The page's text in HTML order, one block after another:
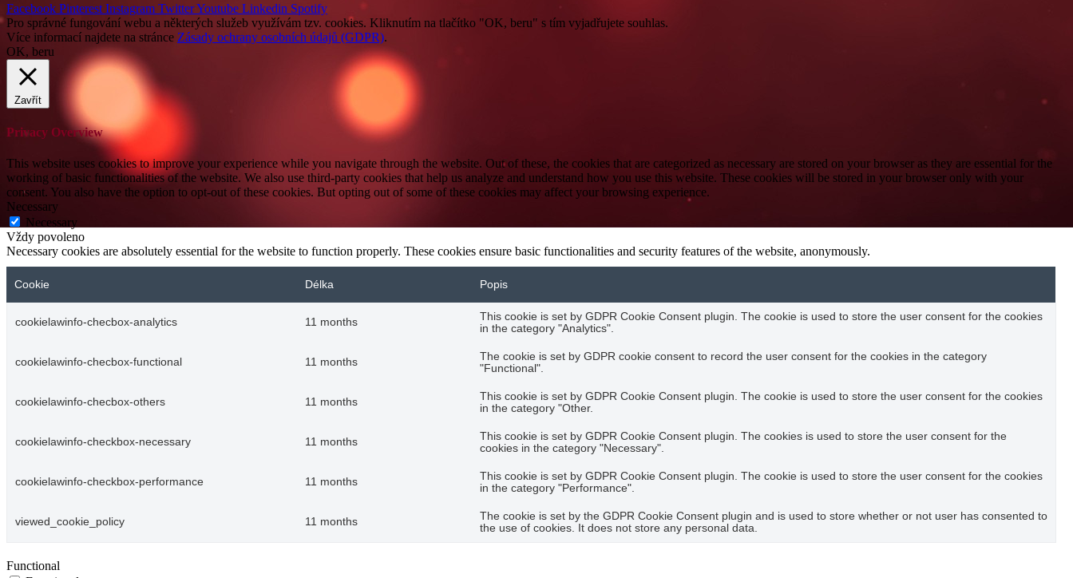
Facebook Pinterest Instagram TwitterYoutube Linkedin Spotify
Pro správné fungování webu a některých služeb využívám tzv. cookies. Kliknutím na tlačítko "OK, beru" s tím vyjadřujete souhlas.
Více informací najdete na stránce Zásady ochrany osobních údajů (GDPR).
OK, beru
Zavřít
Privacy Overview
This website uses cookies to improve your experience while you navigate through the website. Out of these, the cookies that are categorized as necessary are stored on your browser as they are essential for the
working of basic functionalities of the website. We also use third-party cookies that help us analyze and understand how you use this website. These cookies will be stored in your browser only with your
consent. You also have the option to opt-out of these cookies. But opting out of some of these cookies may affect your browsing experience.
Necessary
Necessary
Vždy povoleno
Necessary cookies are absolutely essential for the website to function properly. These cookies ensure basic functionalities and security features of the website, anonymously.
Cookie Délka Popis
cookielawinfo-checbox-analytics 11 months
This cookie is set by GDPR Cookie Consent plugin. The cookie is used to store the user consent for the cookies
in the category "Analytics".
cookielawinfo-checbox-functional 11 months
The cookie is set by GDPR cookie consent to record the user consent for the cookies in the category
"Functional".
cookielawinfo-checbox-others 11 months
This cookie is set by GDPR Cookie Consent plugin. The cookie is used to store the user consent for the cookies
in the category "Other.
cookielawinfo-checkbox-necessary 11 months
This cookie is set by GDPR Cookie Consent plugin. The cookies is used to store the user consent for the
cookies in the category "Necessary".
cookielawinfo-checkbox-performance 11 months
This cookie is set by GDPR Cookie Consent plugin. The cookie is used to store the user consent for the cookies
in the category "Performance".
viewed_cookie_policy 11 months
The cookie is set by the GDPR Cookie Consent plugin and is used to store whether or not user has consented to
the use of cookies. It does not store any personal data.
Functional